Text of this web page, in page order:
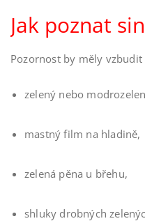
Jak poznat
Pozornost by měly
zelený nebo
mastný film na hladině,
zelená pěna u břehu,
shluky drobných